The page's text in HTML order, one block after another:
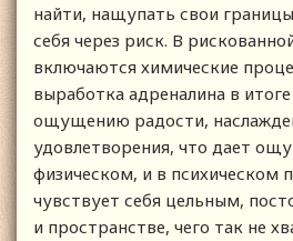
найти, нащупать свои
себя через риск. В
включаются химические
выработка адреналина в
ощущению радости,
удовлетворения, что дает
физическом, и в психическом
чувствует себя цельным,
и пространстве, чего так не